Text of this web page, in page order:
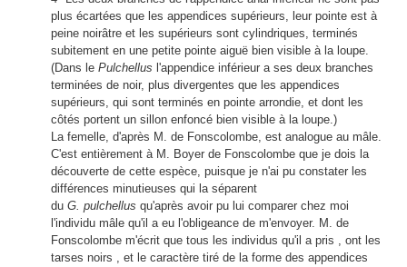
plus écartées que les appendices supérieurs, leur pointe est à
peine noirâtre et les supérieurs sont cylindriques, terminés
subitement en une petite pointe aiguë bien visible à la loupe.
(Dans le Pulchellus l'appendice inférieur a ses deux branches
terminées de noir, plus divergentes que les appendices
supérieurs, qui sont terminés en pointe arrondie, et dont les
côtés portent un sillon enfoncé bien visible à la loupe.)
La femelle, d'après M. de Fonscolombe, est analogue au mâle.
C'est entièrement à M. Boyer de Fonscolombe que je dois la
découverte de cette espèce, puisque je n'ai pu constater les
différences minutieuses qui la séparent
du G. pulchellus qu'après avoir pu lui comparer chez moi
l'individu mâle qu'il a eu l'obligeance de m'envoyer. M. de
Fonscolombe m'écrit que tous les individus qu'il a pris , ont les
tarses noirs , et le caractère tiré de la forme des appendices